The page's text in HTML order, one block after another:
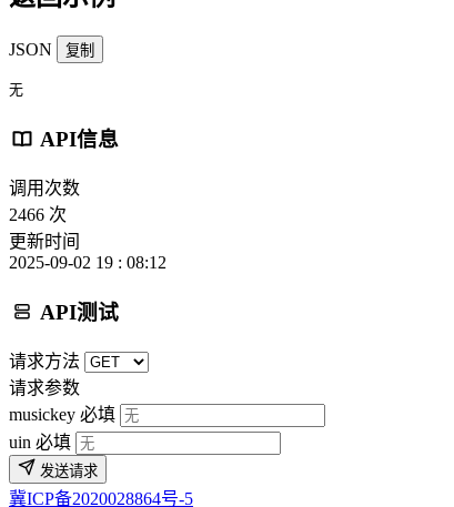
JSON 复制
无
API信息
调用次数
2466 次
更新时间
2025-09-02 19 : 08:12
API测试
请求方法
请求参数
musickey 必填
uin 必填
发送请求
冀ICP备2020028864号-5